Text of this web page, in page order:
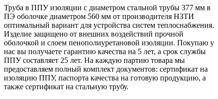
Труба в ППУ изоляции с диаметром стальной трубы 377 мм в
ПЭ оболочке диаметром 560 мм от производителя НЗТИ
оптимальный вариант для устройства систем теплоснабжения.
Изделие защищено от внешних воздействий прочной
оболочкой и слоем пенополиуретановой изоляции. Покупаю у
нас вы получаете гарантию качества на 5 лет, а срок службы
ППУ составляет 25 лет. На каждую партию товара мы
предоставляем полный комплект документов: сертификат на
изоляцию ППУ, паспорта качества на готовую продукцию, а
также сертификат на стальную трубу.